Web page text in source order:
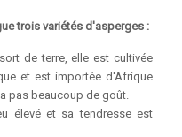
trois variétés d'asperges :
de terre, elle est cultivée
et est importée d'Afrique
pas beaucoup de goût.
élevé et sa tendresse est